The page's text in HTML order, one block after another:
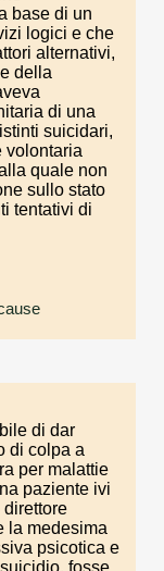
base di un
logici e che
alternativi,
della
di una
suicidari,
volontaria
quale non
sullo stato
tentativi di
di dar
di colpa a
per malattie
paziente ivi
direttore
la medesima
psicotica e
fosse